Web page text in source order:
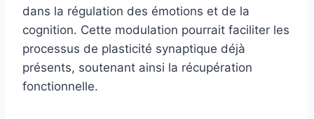
dans la régulation des émotions et de la
cognition. Cette modulation pourrait faciliter les
processus de plasticité synaptique déjà
présents, soutenant ainsi la récupération
fonctionnelle.